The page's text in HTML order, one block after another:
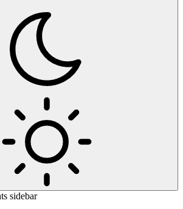
sidebar